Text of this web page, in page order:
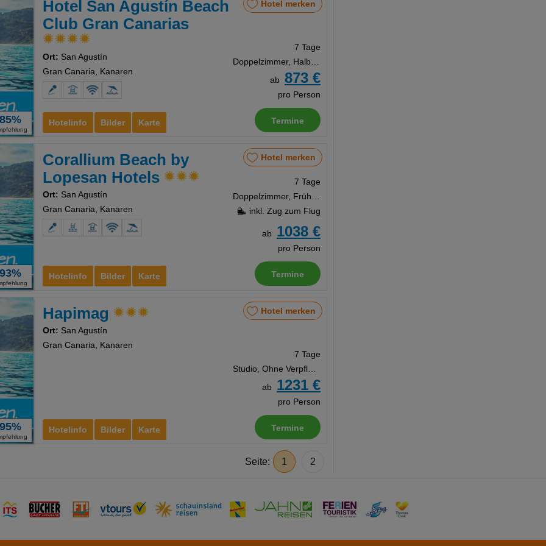
85% Hotelinfo Bilder Karte
Hotel San Agustín Beach
Club Gran Canarias
Ort: San Agustín
Gran Canaria, Kanaren
Hotel merken
7 Tage
Doppelzimmer, Halbpension
ab 873 €
pro Person
Termine
93% Hotelinfo Bilder Karte
Corallium Beach by
Lopesan Hotels
Ort: San Agustín
Gran Canaria, Kanaren
Hotel merken
7 Tage
Doppelzimmer, Frühstück
inkl. Zug zum Flug
ab 1038 €
pro Person
Termine
95% Hotelinfo Bilder Karte
Hapimag
Ort: San Agustín
Gran Canaria, Kanaren
Hotel merken
7 Tage
Studio, Ohne Verpflegung
ab
1231 €
pro Person
Termine
Seite: 1 2